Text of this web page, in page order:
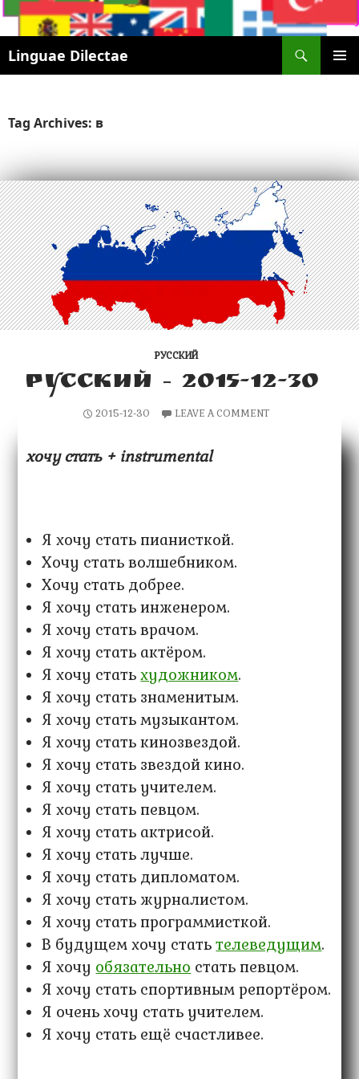
Linguae Dilectae
SKIP
Tag Archives: в
РУССКИЙ
РУССКИЙ – 2015-12-30
2015-12-30 LEAVE A COMMENT
хочу стать + instrumental
Я хочу стать пианисткой.
Хочу стать волшебником.
Хочу стать добрее.
Я хочу стать инженером.
Я хочу стать врачом.
Я хочу стать актёром.
Я хочу статьхудожником.
Я хочу стать знаменитым.
Я хочу стать музыкантом.
Я хочу стать кинозвездой.
Я хочу стать звездой кино.
Я хочу стать учителем.
Я хочу стать певцом.
Я хочу стать актрисой.
Я хочу стать лучше.
Я хочу стать дипломатом.
Я хочу стать журналистом.
Я хочу стать программисткой.
В будущем хочу статьтелеведущим.
Я хочу обязательно стать певцом.
Я хочу стать спортивным репортёром.
Я очень хочу стать учителем.
Я хочу стать ещё счастливее.